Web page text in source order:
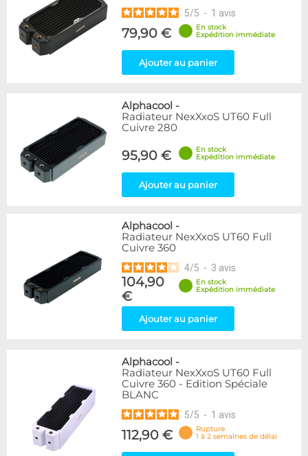
5/5 - 1 avis
79,90 €
En stock
Expédition immédiate
Ajouter au panier
Alphacool -
Radiateur NexXxoS UT60 Full
Cuivre 280
95,90 €
En stock
Expédition immédiate
Ajouter au panier
Alphacool -
Radiateur NexXxoS UT60 Full
Cuivre 360
4/5 - 3 avis
104,90
€
En stock
Expédition immédiate
Ajouter au panier
Alphacool -
Radiateur NexXxoS UT60 Full
Cuivre 360 - Edition Spéciale
BLANC
5/5 - 1 avis
112,90 €
Rupture
1 à 2 semaines de délai